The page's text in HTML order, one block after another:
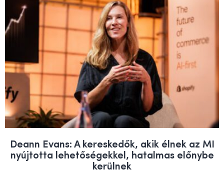
Deann Evans: A kereskedők, akik élnek az MI
nyújtotta lehetőségekkel, hatalmas előnybe
kerülnek